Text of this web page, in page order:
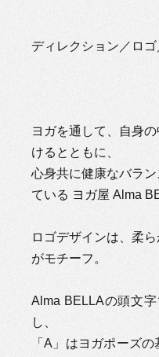
ディレクション／ロ
ヨガを通して、自身
けるとともに、
心身共に健康なバラ
ている ヨガ屋 Alma
ロゴデザインは、柔
がモチーフ。
Alma BELLAの頭文
し、
「A」はヨガポーズ